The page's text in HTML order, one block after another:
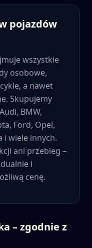
pojazdów
wszystkie
osobowe,
a nawet
Skupujemy
BMW,
Ford, Opel,
i wiele innych.
ani przebieg –
i
cenę.
– zgodnie z